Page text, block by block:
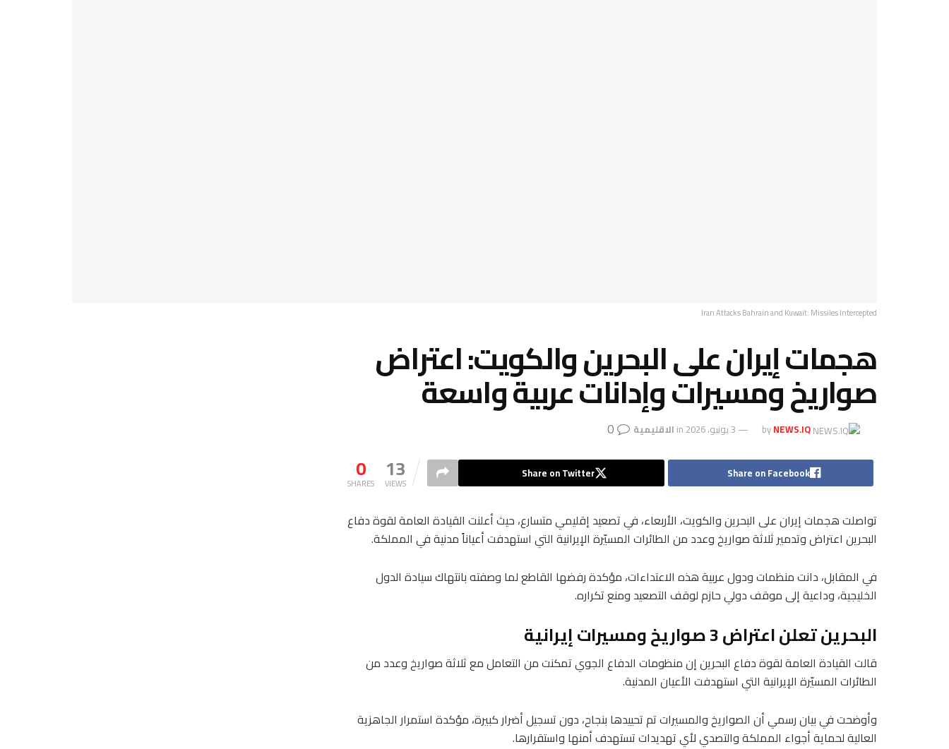
Iran Attacks Bahrain and Kuwait: Missiles Intercepted
هجمات إيران على البحرين والكويت: اعتراض
صواريخ ومسيرات وإدانات عربية واسعة
byNEWS.IQ 3 يونيو، 2026 in الاقليمية
0
SHARES 13
VIEWS
Share on Facebook
Share on Twitter
تواصلت هجمات إيران على البحرين والكويت، الأربعاء، في تصعيد إقليمي متسارع، حيث أعلنت القيادة العامة لقوة دفاع
البحرين اعتراض وتدمير ثلاثة صواريخ وعدد من الطائرات المسيّرة الإيرانية التي استهدفت أعياناً مدنية في المملكة.
في المقابل، دانت منظمات ودول عربية هذه الاعتداءات، مؤكدة رفضها القاطع لما وصفته بانتهاك سيادة الدول
الخليجية، وداعية إلى موقف دولي حازم لوقف التصعيد ومنع تكراره.
البحرين تعلن اعتراض 3 صواريخ ومسيرات إيرانية
قالت القيادة العامة لقوة دفاع البحرين إن منظومات الدفاع الجوي تمكنت من التعامل مع ثلاثة صواريخ وعدد من
الطائرات المسيّرة الإيرانية التي استهدفت الأعيان المدنية.
وأوضحت في بيان رسمي أن الصواريخ والمسيرات تم تحييدها بنجاح، دون تسجيل أضرار كبيرة، مؤكدة استمرار الجاهزية
العالية لحماية أجواء المملكة والتصدي لأي تهديدات تستهدف أمنها واستقرارها.